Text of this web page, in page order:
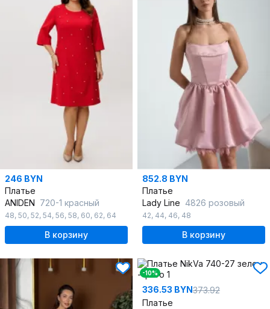
246 BYN
Платье
ANIDEN 720-1 красный
48, 50, 52, 54, 56, 58, 60, 62, 64
В корзину
852.8 BYN
Платье
Lady Line 4826 розовый
42, 44, 46, 48
В корзину
-10%
336.53 BYN373.92
Платье